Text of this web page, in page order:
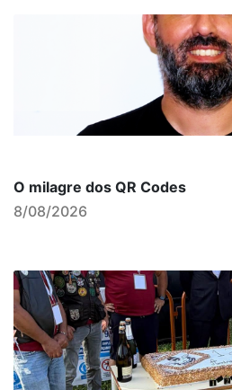
O milagre dos QR Codes
8/08/2026